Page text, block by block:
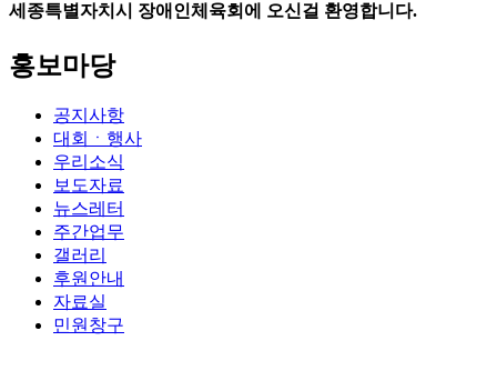
세종특별자치시 장애인체육회에 오신걸 환영합니다.
홍보마당
공지사항
대회ㆍ행사
우리소식
보도자료
뉴스레터
주간업무
갤러리
후원안내
자료실
민원창구